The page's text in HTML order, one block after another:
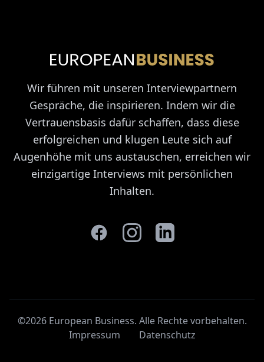
Wir führen mit unseren Interviewpartnern
Gespräche, die inspirieren. Indem wir die
Vertrauensbasis dafür schaffen, dass diese
erfolgreichen und klugen Leute sich auf
Augenhöhe mit uns austauschen, erreichen wir
einzigartige Interviews mit persönlichen
Inhalten.
©2026 European Business. Alle Rechte vorbehalten.
Impressum
Datenschutz